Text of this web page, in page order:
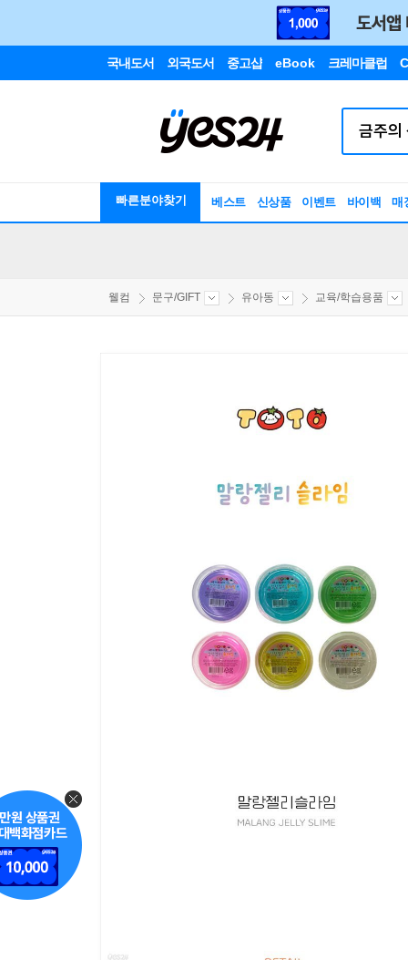
국내도서 외국도서 중고샵 eBook 크레마클럽
빠른분야찾기 베스트 신상품 이벤트 바이백 매
웰컴 문구/GIFT 유아동 교육/학습용품